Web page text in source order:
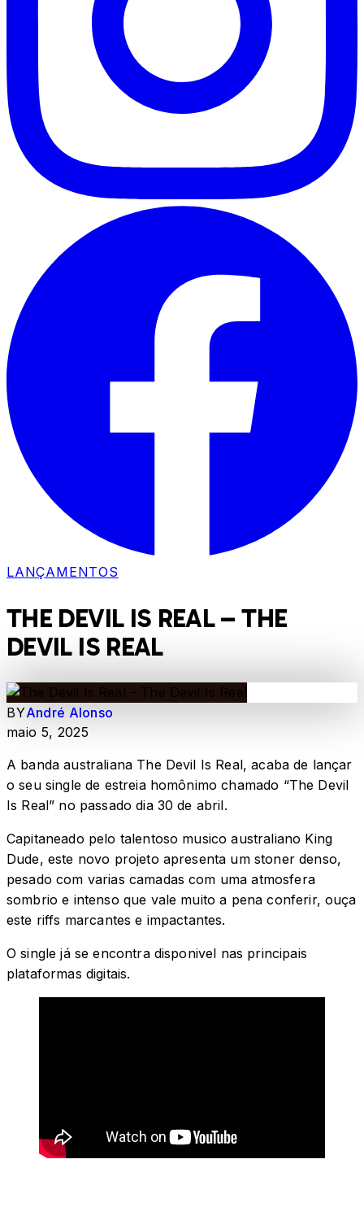
LANÇAMENTOS
THE DEVIL IS REAL – THE
DEVIL IS REAL
BYAndré Alonso
maio 5, 2025
A banda australiana The Devil Is Real, acaba de lançar
o seu single de estreia homônimo chamado “The Devil
Is Real” no passado dia 30 de abril.
Capitaneado pelo talentoso musico australiano King
Dude, este novo projeto apresenta um stoner denso,
pesado com varias camadas com uma atmosfera
sombrio e intenso que vale muito a pena conferir, ouça
este riffs marcantes e impactantes.
O single já se encontra disponivel nas principais
plataformas digitais.